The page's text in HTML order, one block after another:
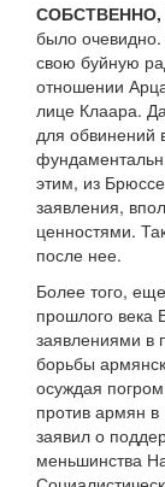
было очевидно.
свою буйную
отношении
лице Клаара.
для обвинений
этим, из
заявления,
ценностями.
после нее.
Более того,
прошлого века
заявлениями в
борьбы
осуждая
против армян
заявил о
меньшинства